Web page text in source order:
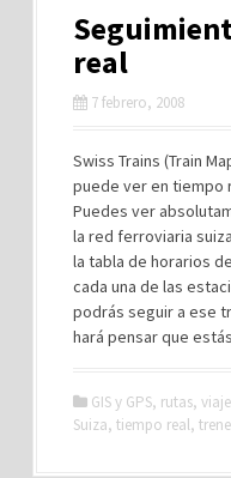
real
7 febrero, 2008
Swiss Trains (Train
puede ver en tiempo
Puedes ver
la red ferroviaria
la tabla de horarios
cada una de las
podrás seguir a ese
hará pensar que
GIS y GPS, rutas,
Suiza, tiempo real,